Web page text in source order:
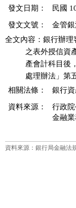
發文日期： 民國
發文文號：
金管
全文內容：銀行辦
之表外授
產會計科
相關法條：
銀行
資料來源：
行政
金融
資料來源：銀行局金融法